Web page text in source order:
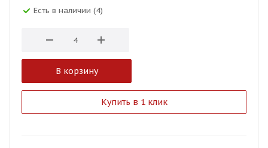
Есть в наличии (4)
В корзину
Купить в 1 клик